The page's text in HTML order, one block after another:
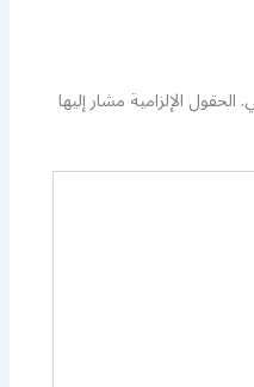
الحقول الإلزامية مشار إليها